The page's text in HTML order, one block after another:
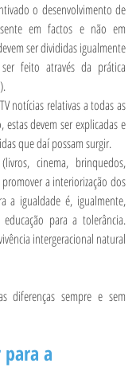
o desenvolvimento de
em factos e não em
ser divididas igualmente
feito através da prática
notícias relativas a todas as
devem ser explicadas e
que daí possam surgir.
cinema, brinquedos,
a interiorização dos
a igualdade é, igualmente,
para a tolerância.
intergeracional natural
diferenças sempre e sem
para a